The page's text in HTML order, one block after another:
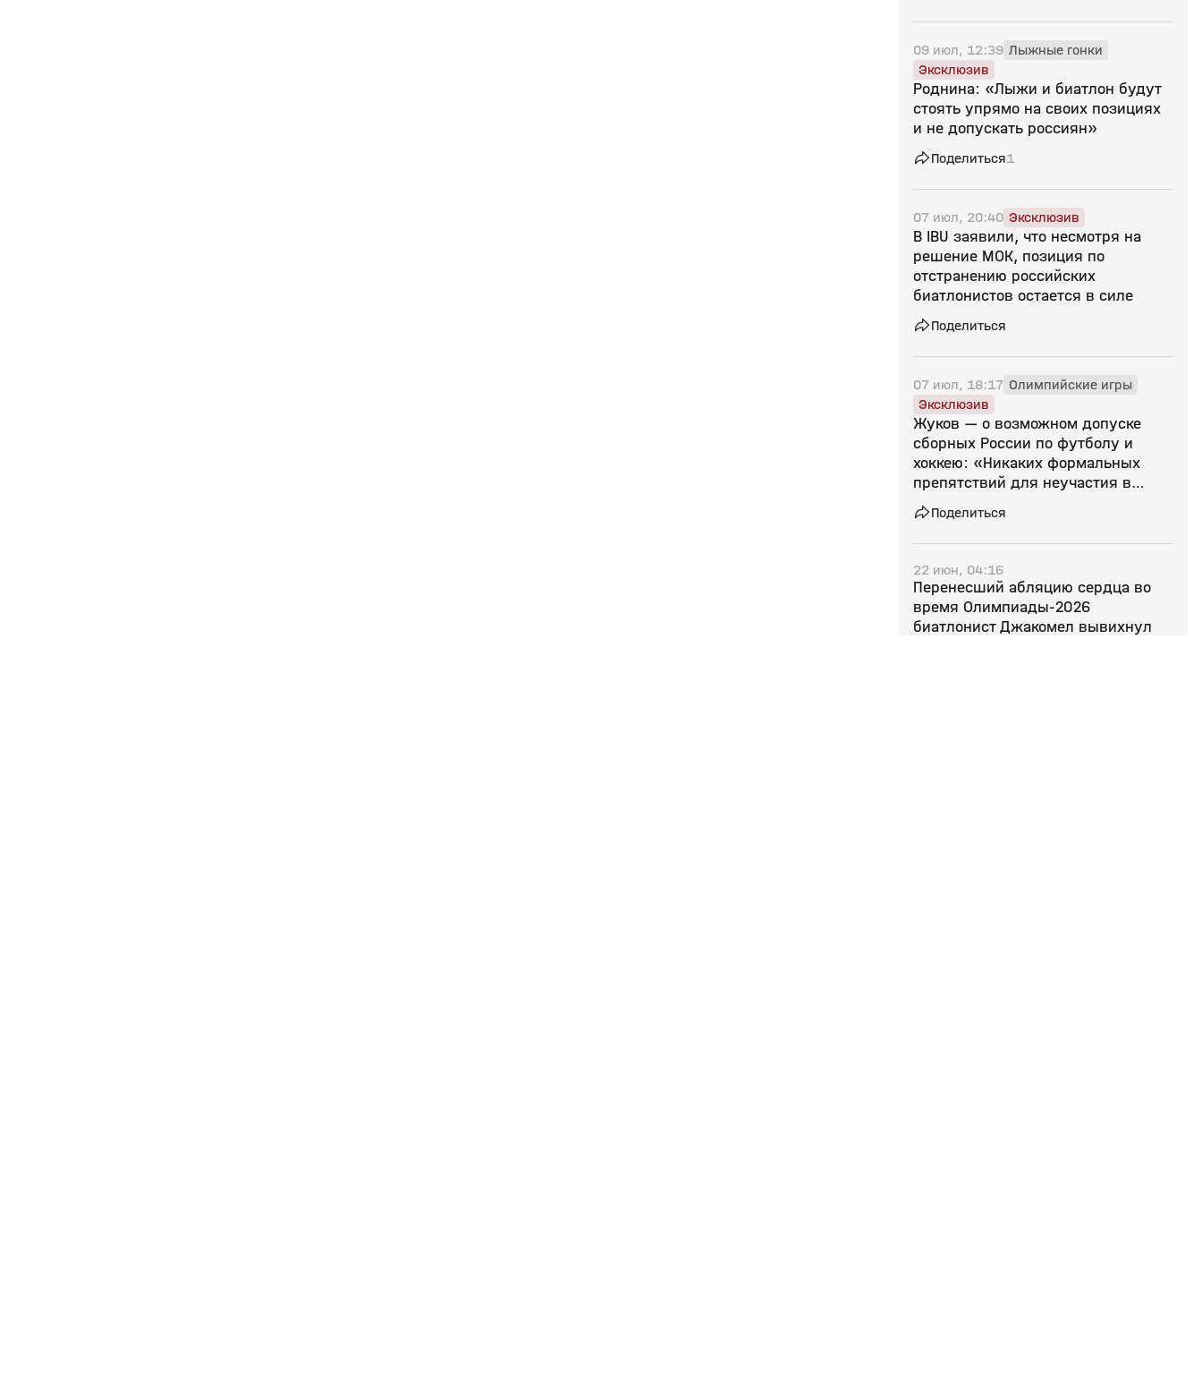
09 июл, 12:39 Лыжные гонки
Эксклюзив
Роднина: «Лыжи и биатлон будут
стоять упрямо на своих позициях
и не допускать россиян»
Поделиться1
07 июл, 20:40 Эксклюзив
В IBU заявили, что несмотря на
решение МОК, позиция по
отстранению российских
биатлонистов остается в силе
Поделиться
07 июл, 18:17 Олимпийские игры
Эксклюзив
Жуков — о возможном допуске
сборных России по футболу и
хоккею: «Никаких формальных
препятствий для неучастия в
соревнованиях нет»
Поделиться
22 июн, 04:16
Перенесший абляцию сердца во
время Олимпиады‑2026
биатлонист Джакомел вывихнул